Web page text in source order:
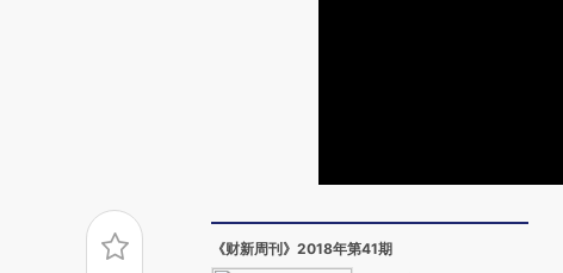
《财新周刊》2018年第41期